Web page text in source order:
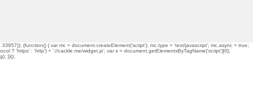
(function() { var mc = document.createElement('script'); mc.type = 'text/javascript'; mc.async = true;
? 'https' : 'http') + '://cackle.me/widget.js'; var s = document.getElementsByTagName('script')[0];
})();